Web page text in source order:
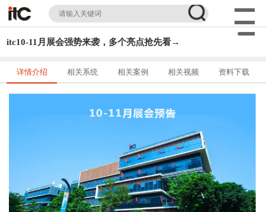
itc10-11月展会强势来袭，多个亮点抢先看→
详情介绍 相关系统 相关案例 相关视频 资料下载